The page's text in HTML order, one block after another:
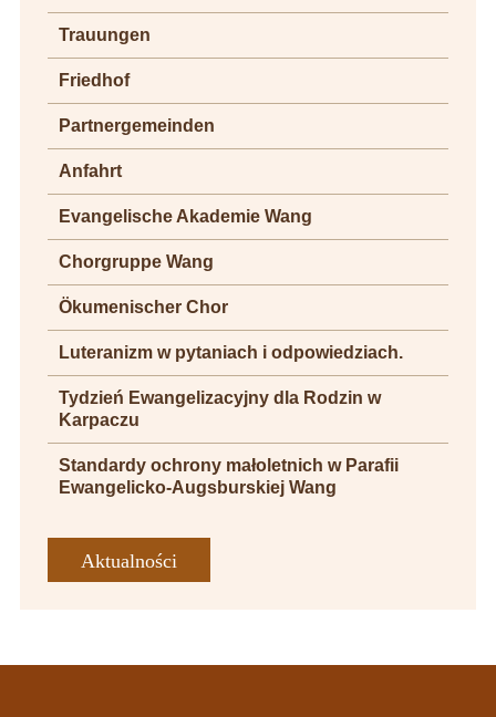
Trauungen
Friedhof
Partnergemeinden
Anfahrt
Evangelische Akademie Wang
Chorgruppe Wang
Ökumenischer Chor
Luteranizm w pytaniach i odpowiedziach.
Tydzień Ewangelizacyjny dla Rodzin w
Karpaczu
Standardy ochrony małoletnich w Parafii
Ewangelicko-Augsburskiej Wang
Aktualności